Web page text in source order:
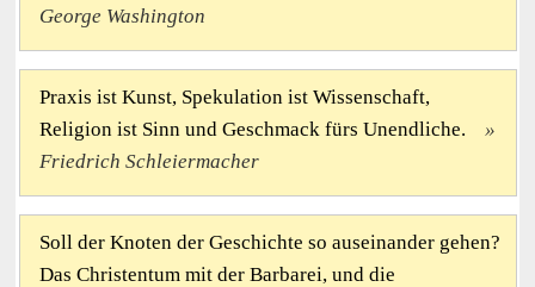
George Washington
Praxis ist Kunst, Spekulation ist Wissenschaft,
Religion ist Sinn und Geschmack fürs Unendliche.
Friedrich Schleiermacher
Soll der Knoten der Geschichte so auseinander gehen?
Das Christentum mit der Barbarei, und die